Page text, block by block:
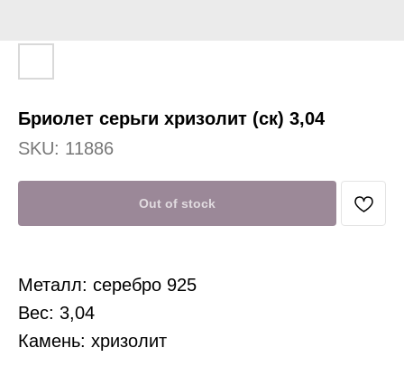
Бриолет серьги хризолит (ск) 3,04
SKU: 11886
Out of stock
Металл: серебро 925
Вес: 3,04
Камень: хризолит